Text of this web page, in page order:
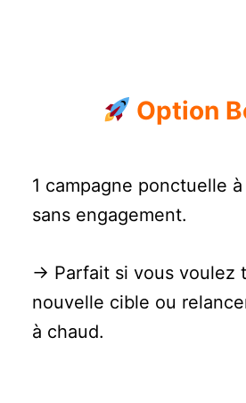
Option
1 campagne ponctuelle à
sans engagement.
→ Parfait si vous voulez
nouvelle cible ou
à chaud.